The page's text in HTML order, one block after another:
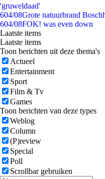
'gruweldaad'
604/08Grote natuurbrand
604/08FOK! was even down
Laatste items
Laatste items
Toon berichten uit deze thema's
Actueel
Entertainment
Sport
Film & Tv
Games
Toon berichten van deze types
Weblog
Column
(P)review
Special
Poll
Scrollbar gebruiken